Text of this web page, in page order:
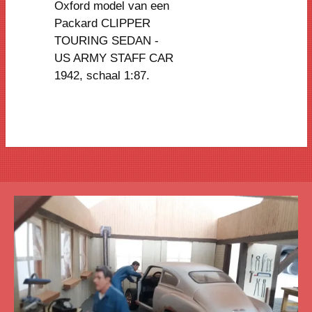
Oxford model van een
Packard CLIPPER
TOURING SEDAN -
US ARMY STAFF CAR
1942, schaal 1:87.